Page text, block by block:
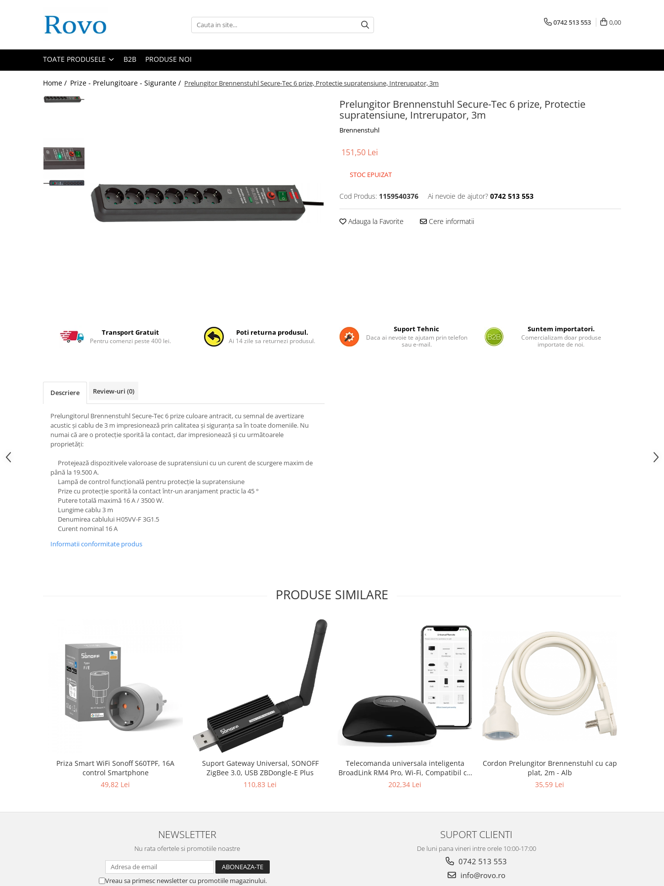
Toate Produsele
Prize - Prelungitoare - Sigurante
Ingrijire personala
Statie de incarcare masini
Jucarii Copii
0742 513 553 0,00
TOATE PRODUSELE B2B PRODUSE NOI
Home / Prize - Prelungitoare - Sigurante / Prelungitor Brennenstuhl Secure-Tec 6 prize, Protectie supratensiune, Intrerupator, 3m
Prelungitor Brennenstuhl Secure-Tec 6 prize, Protectie
supratensiune, Intrerupator, 3m
Brennenstuhl
151,50 Lei
STOC EPUIZAT
Cod Produs: 1159540376 Ai nevoie de ajutor? 0742 513 553
Adauga la Favorite Cere informatii
Transport Gratuit
Pentru comenzi peste 400 lei.
Poti returna produsul.
Ai 14 zile sa returnezi produsul.
Suport Tehnic
Daca ai nevoie te ajutam prin telefon
sau e-mail.
Suntem importatori.
Comercializam doar produse
importate de noi.
Descriere Review-uri (0)
Prelungitorul Brennenstuhl Secure-Tec 6 prize culoare antracit, cu semnal de avertizare
acustic și cablu de 3 m impresionează prin calitatea și siguranța sa în toate domeniile. Nu
numai că are o protecție sporită la contact, dar impresionează și cu următoarele
proprietăți:
Protejează dispozitivele valoroase de supratensiuni cu un curent de scurgere maxim de
până la 19.500 A.
Lampă de control funcțională pentru protecție la supratensiune
Prize cu protecție sporită la contact într-un aranjament practic la 45 °
Putere totală maximă 16 A / 3500 W.
Lungime cablu 3 m
Denumirea cablului H05VV-F 3G1.5
Curent nominal 16 A
Informatii conformitate produs
PRODUSE SIMILARE
Priza Smart WiFi Sonoff S60TPF, 16A
control Smartphone
49,82 Lei
Suport Gateway Universal, SONOFF
ZigBee 3.0, USB ZBDongle-E Plus
110,83 Lei
Telecomanda universala inteligenta
BroadLink RM4 Pro, Wi-Fi, Compatibil cu
Google Home, Alexa & IFTTT273
202,34 Lei
Cordon Prelungitor Brennenstuhl cu cap
plat, 2m - Alb
35,59 Lei
NEWSLETTER
Nu rata ofertele si promotiile noastre
Vreau sa primesc newsletter cu promotiile magazinului.
SUPORT CLIENTI
De luni pana vineri intre orele 10:00-17:00
0742 513 553
info@rovo.ro